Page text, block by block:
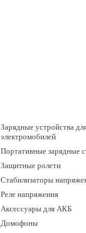
Зарядные устройства
электромобилей
Портативные зарядные
Защитные ролети
Стабилизаторы
Реле напряжения
Аксессуары для АКБ
Домофоны